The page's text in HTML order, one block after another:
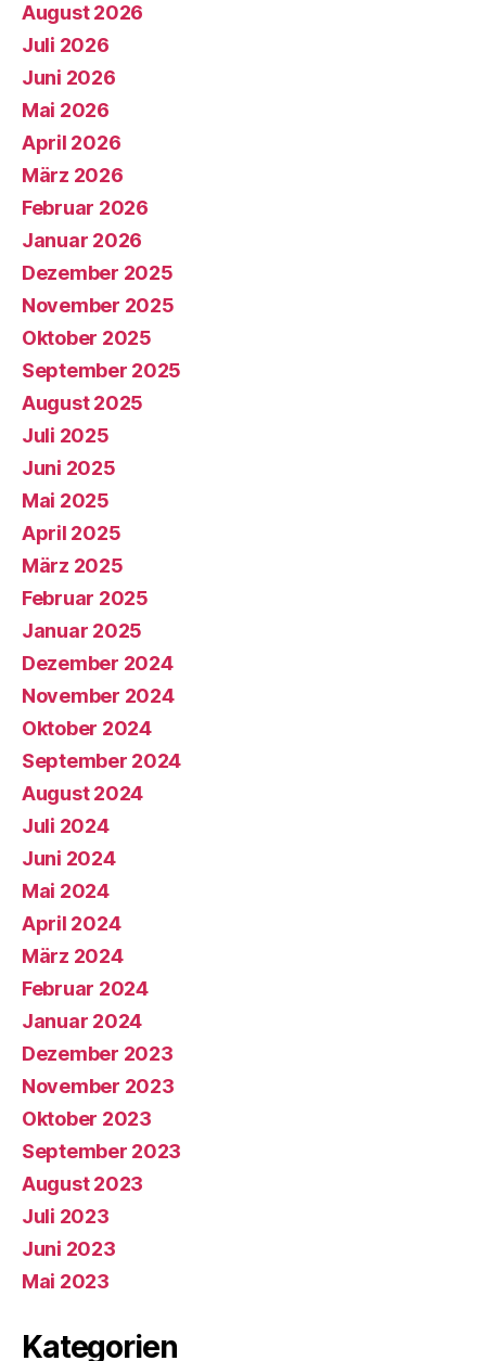
August 2026
Juli 2026
Juni 2026
Mai 2026
April 2026
März 2026
Februar 2026
Januar 2026
Dezember 2025
November 2025
Oktober 2025
September 2025
August 2025
Juli 2025
Juni 2025
Mai 2025
April 2025
März 2025
Februar 2025
Januar 2025
Dezember 2024
November 2024
Oktober 2024
September 2024
August 2024
Juli 2024
Juni 2024
Mai 2024
April 2024
März 2024
Februar 2024
Januar 2024
Dezember 2023
November 2023
Oktober 2023
September 2023
August 2023
Juli 2023
Juni 2023
Mai 2023
Kategorien